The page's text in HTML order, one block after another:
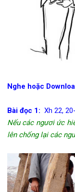
Nghe hoặc
Bài đọc 1: Xh 22,
Nếu các ngươi ức
lên chống lại các